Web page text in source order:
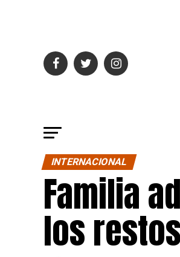
INTERNACIONAL
Familia
los